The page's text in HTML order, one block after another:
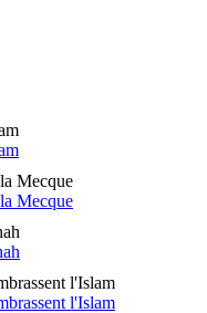
Mecque
Mecque
l'Islam
l'Islam